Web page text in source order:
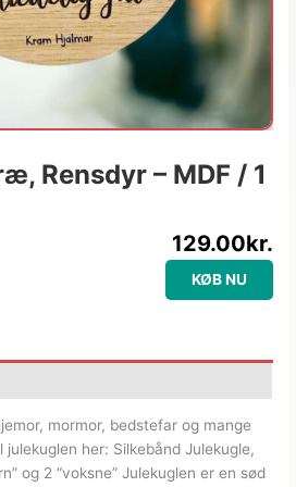
Rensdyr – MDF / 1
129.00kr.
KØB NU
mormor, bedstefar og mange
her: Silkebånd Julekugle,
og 2 “voksne” Julekuglen er en sød